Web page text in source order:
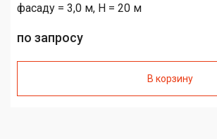
фасаду = 3,0 м, H = 20 м
по запросу
В корзину